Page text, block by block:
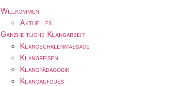
Willkommen
Aktuelles
Ganzheitliche Klangarbeit
Klangschalenmassage
Klangreisen
Klangpädagogik
Klangaufguss